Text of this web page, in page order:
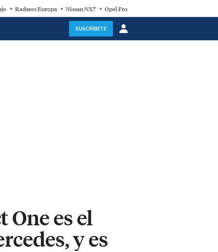
Radares Europa Nissan NX7 Opel Frontera Electric
SUSCRÍBETE
One es el
y es